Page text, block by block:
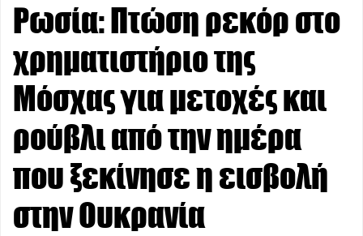
Ρωσία: Πτώση ρεκόρ στο
χρηματιστήριο της
Μόσχας για μετοχές και
ρούβλι από την ημέρα
που ξεκίνησε η εισβολή
στην Ουκρανία